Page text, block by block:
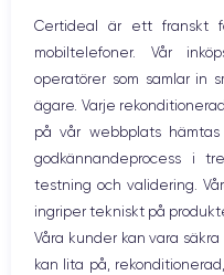
Apple A12 Bionic
Nom GPU
GPU 4 cœurs
12 MP
Résolution vidéo
4K - 3840x2160px
Hem-knappen
Bluetooth
WiFi
Nätverk
Vibration
Prise USB
Certideal är ett franskt
mobiltelefoner. Vår
operatörer som samlar in
ägare. Varje
på vår webbplats
godkännandeprocess i
testning och validering.
ingriper tekniskt på
Våra kunder kan vara
kan lita på,